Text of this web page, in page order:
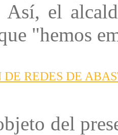
Así, el
"hemos
DE REDES DE
del